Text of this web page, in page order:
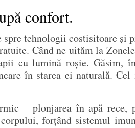
confort.
tehnologii costisitoare și
Când ne uităm la
cu lumină roșie.
în starea ei naturală.
– plonjarea în apă rece,
forțând sistemul